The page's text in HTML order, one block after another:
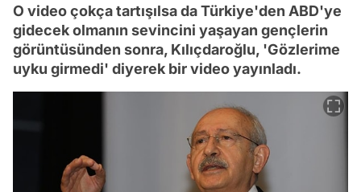
O video çokça tartışılsa da Türkiye'den ABD'ye
gidecek olmanın sevincini yaşayan gençlerin
görüntüsünden sonra, Kılıçdaroğlu, 'Gözlerime
uyku girmedi' diyerek bir video yayınladı.